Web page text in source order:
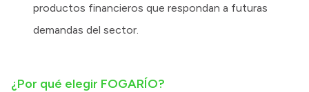
productos financieros que respondan a futuras
demandas del sector.
¿Por qué elegir FOGARÍO?